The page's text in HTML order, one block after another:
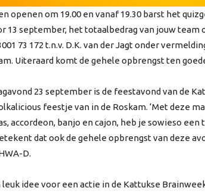
openen om 19.00 en vanaf 19.30 barst het
13 september, het totaalbedrag van jouw
73 172 t.n.v. D.K. van der Jagt onder
Uiteraard komt de gehele opbrengst ten
23 september is de feestavond van de
feestje van in de Roskam. ‘Met deze
accordeon, banjo en cajon, heb je sowieso
dat ook de gehele opbrengst van deze
D.
idee voor een actie in de Kattukse